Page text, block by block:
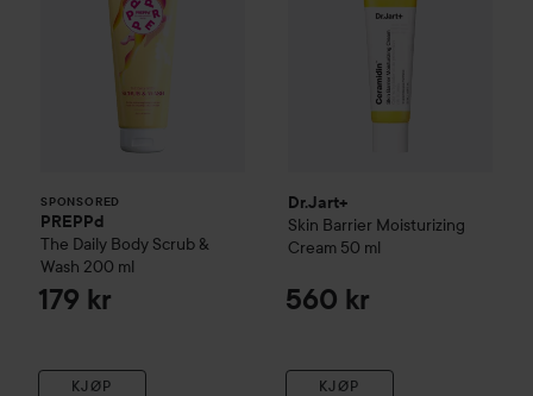
SPONSORED
PREPPd
The Daily Body Scrub &
Wash 200 ml
179 kr
KJØP
Dr.Jart+
Skin Barrier Moisturizing
Cream 50 ml
560 kr
KJØP